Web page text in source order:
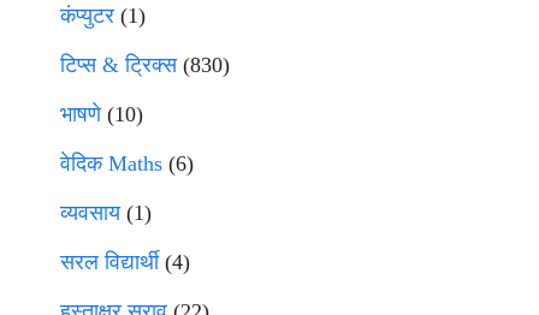
कंप्युटर (1)
टिप्स & ट्रिक्स(830)
भाषणे(10)
वेदिक Maths (6)
व्यवसाय(1)
सरल विद्यार्थी(4)